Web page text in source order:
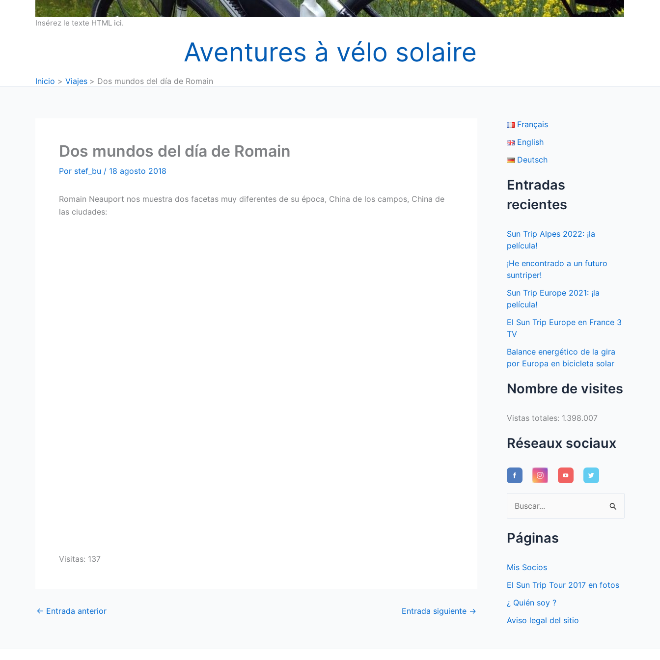
Insérez le texte HTML ici.
Aventures à vélo solaire
Inicio Viajes Dos mundos del día de Romain
Dos mundos del día de Romain
Por stef_bu / 18 agosto 2018
Romain Neauport nos muestra dos facetas muy diferentes de su época, China de los campos, China de
las ciudades:
Visitas: 137
← Entrada anterior Entrada siguiente →
Français
English
Deutsch
Entradas
recientes
Sun Trip Alpes 2022: ¡la
película!
¡He encontrado a un futuro
suntriper!
Sun Trip Europe 2021: ¡la
película!
El Sun Trip Europe en France 3
TV
Balance energético de la gira
por Europa en bicicleta solar
Nombre de visites
Vistas totales: 1.398.007
Réseaux sociaux
u
s
a
r
Páginas
Mis Socios
El Sun Trip Tour 2017 en fotos
¿ Quién soy ?
Aviso legal del sitio